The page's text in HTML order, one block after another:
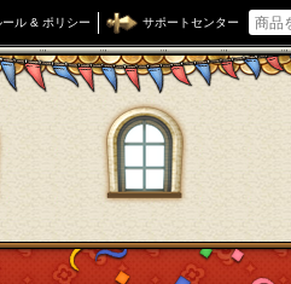
ール & ポリシー サポートセンター
ドラゴンクエストX